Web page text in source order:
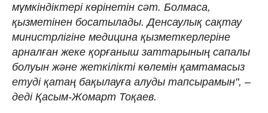
мүмкіндіктері көрінетін сәт. Болмаса,
қызметінен босатылады. Денсаулық сақтау
министрлігіне медицина қызметкерлеріне
арналған жеке қорғаныш заттарының сапалы
болуын және жеткілікті көлемін қамтамасыз
етуді қатаң бақылауға алуды тапсырамын", –
деді Қасым-Жомарт Тоқаев.